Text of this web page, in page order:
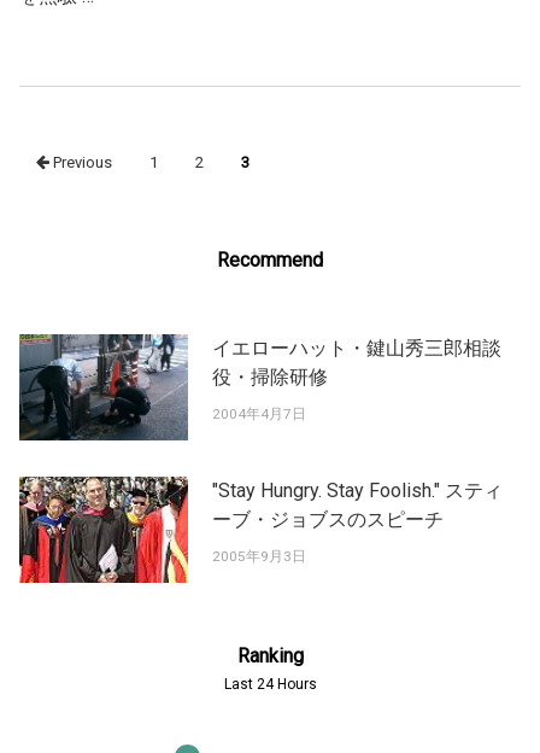
navigation
Previous 1 2 3
Recommend
イエローハット・鍵山秀三郎相談
役・掃除研修
2004年4月7日
"Stay Hungry. Stay Foolish." スティ
ーブ・ジョブスのスピーチ
2005年9月3日
Ranking
Last 24 Hours